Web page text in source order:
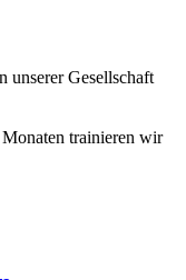
unserer Gesellschaft
Monaten trainieren wir